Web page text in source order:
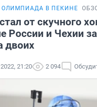
ОЛИМПИАДА В ПЕКИНЕ
от скучного
России и Чехии
двоих
21:20 2 094